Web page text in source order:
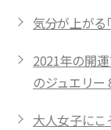
気分が上がる
2021年の開運
のジュエリー
大人女子にこ